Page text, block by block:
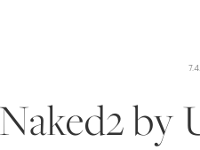
by